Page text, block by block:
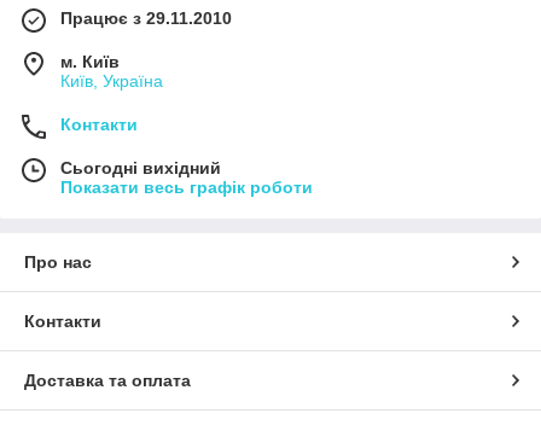
Працює з 29.11.2010
м. Київ
Київ, Україна
Контакти
Сьогодні вихідний
Показати весь графік роботи
Про нас
Контакти
Доставка та оплата